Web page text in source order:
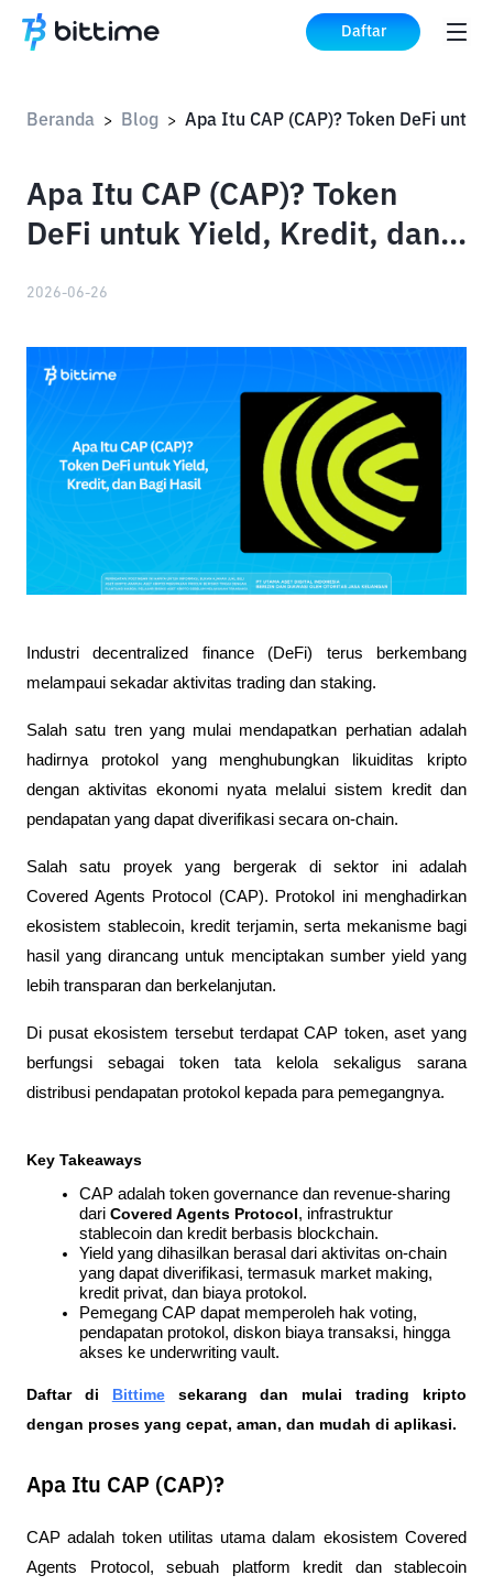
Daftar
Beranda > Blog >
Apa Itu CAP (CAP)? Token
DeFi untuk Yield, Kredit, dan
2026-06-26
Industri decentralized finance (DeFi) terus berkembang
melampaui sekadar aktivitas trading dan staking.
Salah satu tren yang mulai mendapatkan perhatian adalah
hadirnya protokol yang menghubungkan likuiditas kripto
dengan aktivitas ekonomi nyata melalui sistem kredit dan
pendapatan yang dapat diverifikasi secara on-chain.
Salah satu proyek yang bergerak di sektor ini adalah
Covered Agents Protocol (CAP). Protokol ini menghadirkan
ekosistem stablecoin, kredit terjamin, serta mekanisme bagi
hasil yang dirancang untuk menciptakan sumber yield yang
lebih transparan dan berkelanjutan.
Di pusat ekosistem tersebut terdapat CAP token, aset yang
berfungsi sebagai token tata kelola sekaligus sarana
distribusi pendapatan protokol kepada para pemegangnya.
Key Takeaways
CAP adalah token governance dan revenue-sharing
dari Covered Agents Protocol, infrastruktur
stablecoin dan kredit berbasis blockchain.
Yield yang dihasilkan berasal dari aktivitas on-chain
yang dapat diverifikasi, termasuk market making,
kredit privat, dan biaya protokol.
Pemegang CAP dapat memperoleh hak voting,
pendapatan protokol, diskon biaya transaksi, hingga
akses ke underwriting vault.
Daftar di Bittime sekarang dan mulai trading kripto
dengan proses yang cepat, aman, dan mudah di aplikasi.
Apa Itu CAP (CAP)?
CAP adalah token utilitas utama dalam ekosistem Covered
Agents Protocol, sebuah platform kredit dan stablecoin